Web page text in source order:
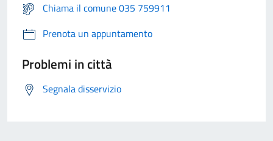
Chiama il comune 035 759911
Prenota un appuntamento
Problemi in città
Segnala disservizio